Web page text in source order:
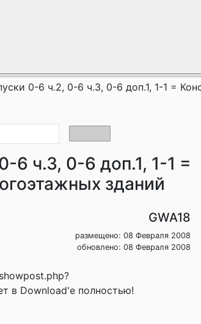
0-6 ч.2, 0-6 ч.3, 0-6 доп.1, 1-1 =
6 ч.3, 0-6 доп.1, 1-1 =
зданий
GWA18
размещено: 08 Февраля 2008
обновлено: 08 Февраля 2008
в Download'е полностью!